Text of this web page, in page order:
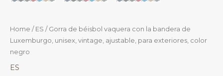
Home / ES / Gorra de béisbol vaquera con la bandera de
Luxemburgo, unisex, vintage, ajustable, para exteriores, color
negro
ES